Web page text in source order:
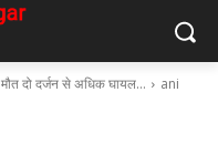
दो दर्जन से अधिक घायल… ani